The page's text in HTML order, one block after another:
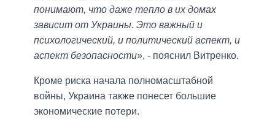
понимают, что даже тепло в их домах
зависит от Украины. Это важный и
психологический, и политический аспект, и
аспект безопасности», - пояснил Витренко.
Кроме риска начала полномасштабной
войны, Украина также понесет большие
экономические потери.